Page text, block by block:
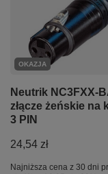
OKAZJA
Neutrik NC3FXX-
złącze żeńskie na
3 PIN
24,54 zł
Najniższa cena z 30 dni